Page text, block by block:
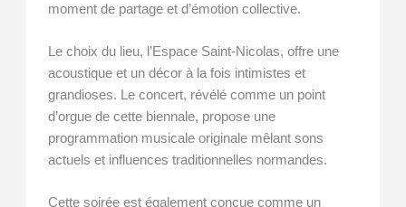
moment de partage et d’émotion collective.
Le choix du lieu, l’Espace Saint-Nicolas, offre une
acoustique et un décor à la fois intimistes et
grandioses. Le concert, révélé comme un point
d’orgue de cette biennale, propose une
programmation musicale originale mêlant sons
actuels et influences traditionnelles normandes.
Cette soirée est également conçue comme un